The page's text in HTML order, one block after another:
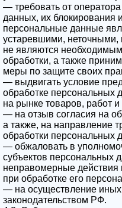
— требовать от
данных, их блокирования
персональные данные
устаревшими, неточными,
не являются
обработки, а также
меры по защите своих
— выдвигать условие
обработке персональных
на рынке товаров, работ и
— на отзыв согласия на
а также, на направление
обработки персональных
— обжаловать в
субъектов персональных
неправомерные действия
при обработке его
— на осуществление
законодательством РФ.